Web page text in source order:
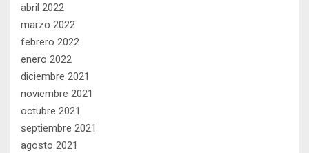
abril 2022
marzo 2022
febrero 2022
enero 2022
diciembre 2021
noviembre 2021
octubre 2021
septiembre 2021
agosto 2021